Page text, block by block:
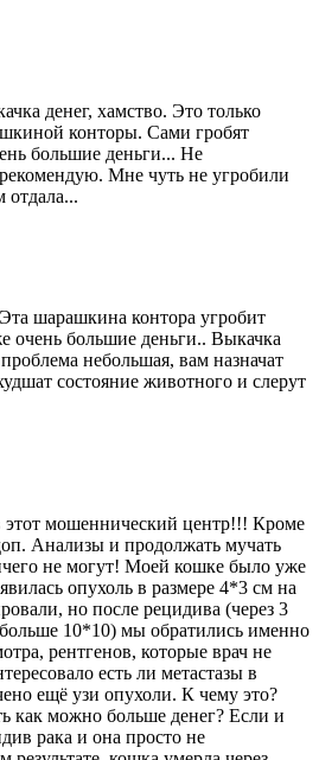
денег, хамство. Это только
конторы. Сами гробят
большие деньги... Не
Мне чуть не угробили
отдала...
шарашкина контора угробит
очень большие деньги.. Выкачка
небольшая, вам назначат
состояние животного и слерут
этот мошеннический центр!!! Кроме
Анализы и продолжать мучать
не могут! Моей кошке было уже
опухоль в размере 4*3 см на
но после рецидива (через 3
10*10) мы обратились именно
рентгенов, которые врач не
есть ли метастазы в
ещё узи опухоли. К чему это?
как можно больше денег? Если и
рака и она просто не